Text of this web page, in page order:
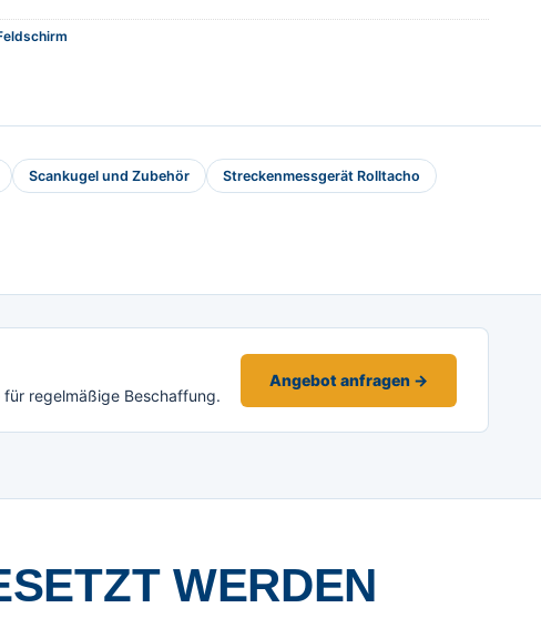
Scankugel und Zubehör Streckenmessgerät Rolltacho
regelmäßige Beschaffung.
Angebot anfragen →
WERDEN